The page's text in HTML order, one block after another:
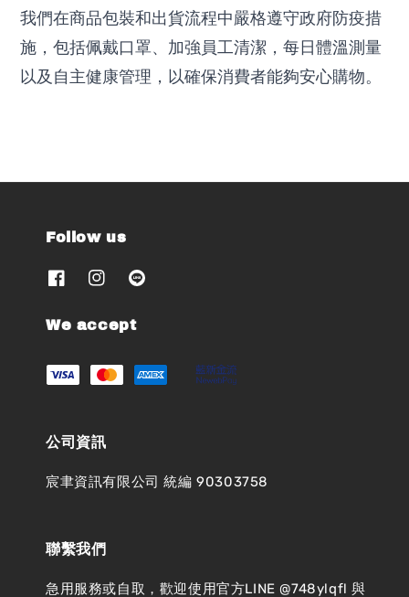
我們在商品包裝和出貨流程中嚴格遵守政府防疫措
施，包括佩戴口罩、加強員工清潔，每日體溫測量
以及自主健康管理，以確保消費者能夠安心購物。
Follow us
We accept
公司資訊
宸聿資訊有限公司 統編 90303758
聯繫我們
急用服務或自取，歡迎使用官方LINE @748ylqfl 與